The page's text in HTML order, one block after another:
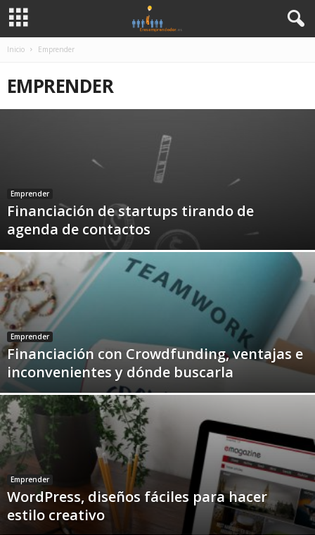
Inicio Emprender
EMPRENDER
Emprender
Financiación de startups tirando de
agenda de contactos
Emprender
Financiación con Crowdfunding, ventajas e
inconvenientes y dónde buscarla
Emprender
WordPress, diseños fáciles para hacer
estilo creativo